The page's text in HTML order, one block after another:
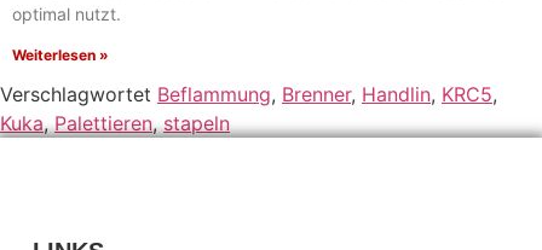
optimal nutzt.
Weiterlesen »
Verschlagwortet Beflammung, Brenner, Handlin, KRC5,
Kuka,Palettieren,stapeln